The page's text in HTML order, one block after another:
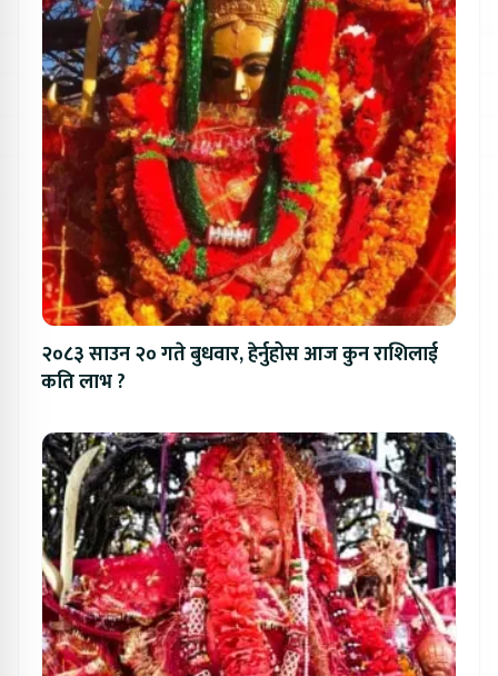
२०८३ साउन २० गते बुधवार, हेर्नुहोस आज कुन राशिलाई
कति लाभ ?